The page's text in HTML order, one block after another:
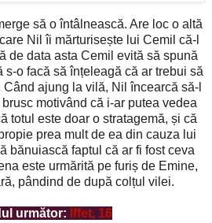
să o întâlnească. Are loc o altă
Nil îi mărturisește lui Cemil că-l
de data asta Cemil evită să spună
o facă să înțeleagă că ar trebui să
ajung la vilă, Nil încearcă să-l
motivând că i-ar putea vedea
totul este doar o stratagemă, și că
prea mult de ea din cauza lui
bănuiască faptul că ar fi fost ceva
este urmărită pe furiș de Emine,
pândind de după colțul vilei.
următor: Iffet, 16